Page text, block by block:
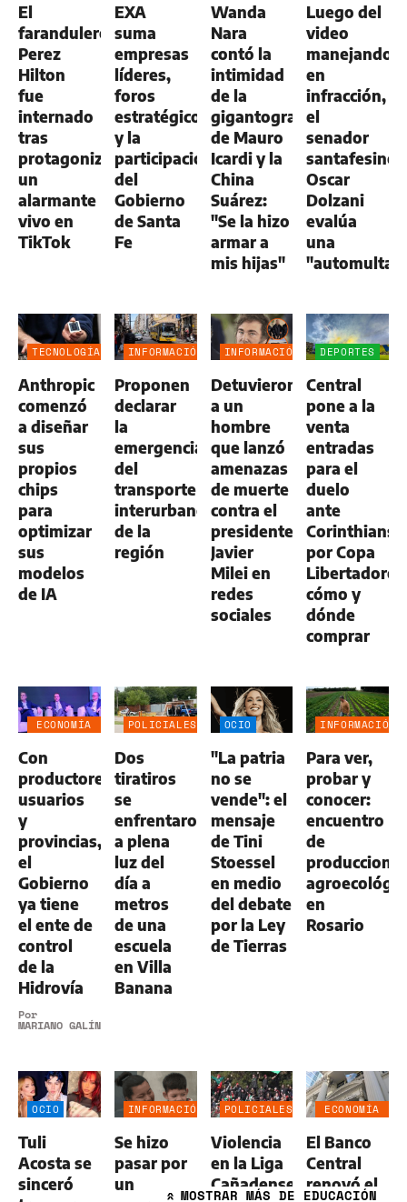
El
farandulero
Perez
Hilton
fue
internado
tras
protagonizar
un
alarmante
vivo en
TikTok
EXA
suma
empresas
líderes,
foros
estratégicos
y la
participación
del
Gobierno
de Santa
Fe
Wanda
Nara
contó la
intimidad
de la
gigantografía
de Mauro
Icardi y la
China
Suárez:
"Se la hizo
armar a
mis hijas"
Luego del
video
manejando
en
infracción,
el
senador
santafesino
Oscar
Dolzani
evalúa
una
"automulta"
TECNOLOGÍA
Anthropic
comenzó
a diseñar
sus
propios
chips
para
optimizar
sus
modelos
de IA
INFORMACIÓN
Proponen
declarar
la
emergencia
del
transporte
interurbano
de la
región
INFORMACIÓN
Detuvieron
a un
hombre
que lanzó
amenazas
de muerte
contra el
presidente
Javier
Milei en
redes
sociales
DEPORTES
Central
pone a la
venta
entradas
para el
duelo
ante
Corinthians
por Copa
cómo y
dónde
comprar
ECONOMÍA
Con
productores,
usuarios
y
provincias,
el
Gobierno
ya tiene
el ente de
control
de la
Hidrovía
Por
MARIANO GALÍNDEZ
POLICIALES
Dos
tiratiros
se
enfrentaron
a plena
luz del
día a
metros
de una
escuela
en Villa
Banana
OCIO
"La patria
no se
vende": el
mensaje
de Tini
Stoessel
en medio
del debate
por la Ley
de Tierras
INFORMACIÓN
Para ver,
probar y
conocer:
encuentro
de
en
Rosario
OCIO
Tuli
Acosta se
sinceró
INFORMACIÓN
Se hizo
pasar por
un
POLICIALES
Violencia
en la Liga
Cañadense:
ECONOMÍA
AGRO
El Banco
Central
renovó el
» MOSTRAR MÁS DE EDUCACIÓN